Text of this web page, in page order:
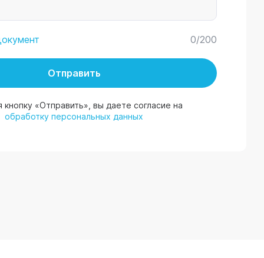
0/200
Отправить
«Отправить», вы даете согласие на
обработку персональных данных